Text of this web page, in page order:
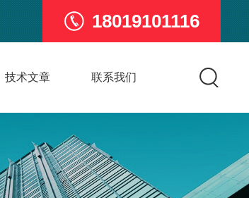
18019101116
技术文章 联系我们